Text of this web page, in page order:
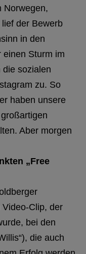
Norwegen,
der Bewerb
in den
einen Sturm im
die sozialen
zu. So
haben unsere
Aber morgen
„Free
Clip, der
bei den
die auch